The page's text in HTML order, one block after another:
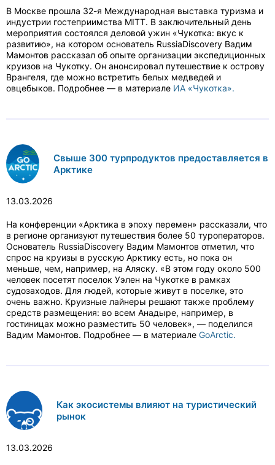
В Москве прошла 32-я Международная выставка туризма и
индустрии гостеприимства MITT. В заключительный день
мероприятия состоялся деловой ужин «Чукотка: вкус к
развитию», на котором основатель RussiaDiscovery Вадим
Мамонтов рассказал об опыте организации экспедиционных
круизов на Чукотку. Он анонсировал путешествие к острову
Врангеля, где можно встретить белых медведей и
овцебыков. Подробнее — в материале ИА «Чукотка».
Свыше 300 турпродуктов предоставляется в
Арктике
13.03.2026
На конференции «Арктика в эпоху перемен» рассказали, что
в регионе организуют путешествия более 50 туроператоров.
Основатель RussiaDiscovery Вадим Мамонтов отметил, что
спрос на круизы в русскую Арктику есть, но пока он
меньше, чем, например, на Аляску. «В этом году около 500
человек посетят поселок Уэлен на Чукотке в рамках
судозаходов. Для людей, которые живут в поселке, это
очень важно. Круизные лайнеры решают также проблему
средств размещения: во всем Анадыре, например, в
гостиницах можно разместить 50 человек», — поделился
Вадим Мамонтов. Подробнее — в материале GoArctic.
Как экосистемы влияют на туристический
рынок
13.03.2026